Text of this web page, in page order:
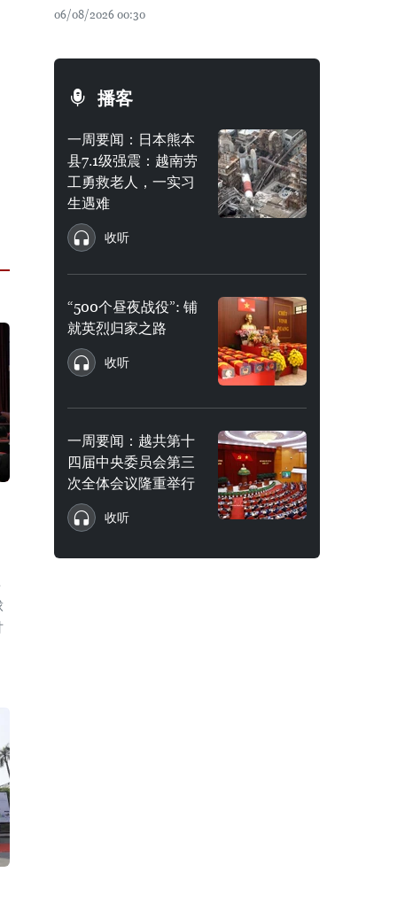
06/08/2026 00:30
播客
一周要闻：日本熊本
县7.1级强震：越南劳
工勇救老人，一实习
生遇难
收听
“500个昼夜战役”: 铺
就英烈归家之路
收听
一周要闻：越共第十
四届中央委员会第三
次全体会议隆重举行
收听